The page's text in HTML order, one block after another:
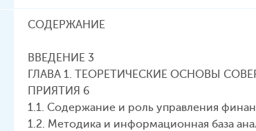
СОДЕРЖАНИЕ
ВВЕДЕНИЕ 3
ГЛАВА 1. ТЕОРЕТИЧЕСКИЕ ОСНОВЫ
ПРИЯТИЯ 6
1.1. Содержание и роль управления
1.2. Методика и информационная база